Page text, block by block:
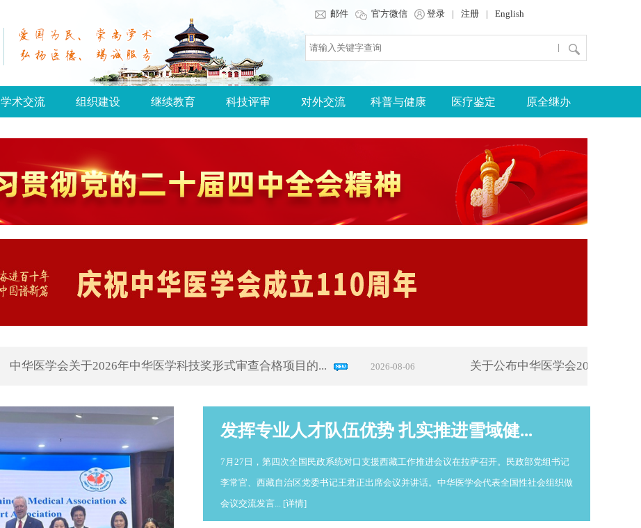
邮件 官方微信 登录 | 注册 | English
|
学术交流 组织建设 继续教育 科技评审 对外交流 科普与健康 医疗鉴定 原全继办
中华医学会关于2026年中华医学科技奖形式审查合格项目的... 2026-08-06 关于公布中华医学会2026年继续
发挥专业人才队伍优势 扎实推进雪域健...
7月27日，第四次全国民政系统对口支援西藏工作推进会议在拉萨召开。民政部党组书记
李常官、西藏自治区党委书记王君正出席会议并讲话。中华医学会代表全国性社会组织做
会议交流发⾔... [详情]